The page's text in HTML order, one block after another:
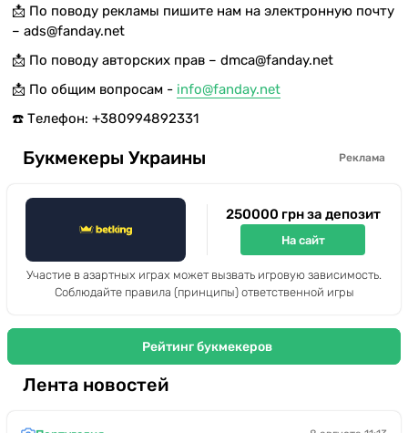
ЛЕ
ЧЕ-2028
📩 По поводу рекламы пишите нам на электронную почту
– ads@fanday.net
📩 По поводу авторских прав – dmca@fanday.net
📩 По общим вопросам - info@fanday.net
☎️ Телефон: +380994892331
Букмекеры Украины Реклама
250000 грн за депозит
На сайт
Участие в азартных играх может вызвать игровую зависимость.
Соблюдайте правила (принципы) ответственной игры
Рейтинг букмекеров
Лента новостей